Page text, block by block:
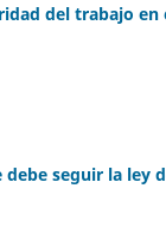
del trabajo
seguir la